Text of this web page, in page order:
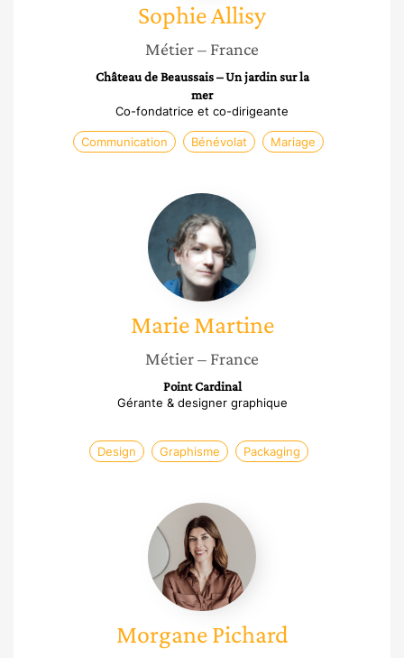
SophieAllisy
Métier– France
Château de Beaussais – Un jardin sur la
mer
Co-fondatrice et co-dirigeante
Communication Bénévolat Mariage
Marie
Martine
Marie Martine
Métier– France
Point Cardinal
Gérante & designer graphique
Design Graphisme Packaging
Morgane
Pichard
Morgane Pichard